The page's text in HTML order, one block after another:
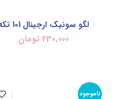
لگو سونیک ارجینال 101 تکه
230,000 تومان
ناموجود